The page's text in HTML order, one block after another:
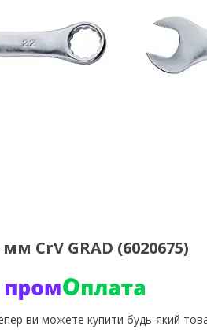
CrV GRAD (6020675)
ви можете купити будь-який